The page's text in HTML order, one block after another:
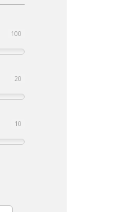
100
20
10